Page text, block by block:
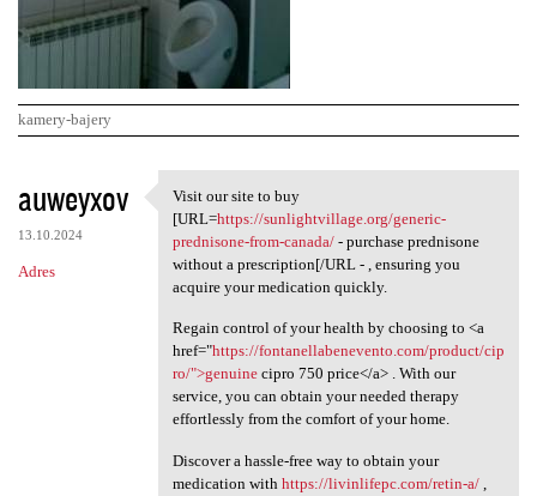
kamery-bajery
K
o
m
e
auweyxov
13.10.2024
Adres
Visit our site to buy [URL
Visit our site to buy
[URL=https://sunlightvillage.org/generic-
prednisone-from-canada/- purchase prednisone
without a prescription[/URL - , ensuring you
acquire your medication quickly.
Regain control of your health by choosing to <a
href="https://fontanellabenevento.com/product/cip
ro/">genuinecipro 750 price</a> . With our
service, you can obtain your needed therapy
effortlessly from the comfort of your home.
Discover a hassle-free way to obtain your
medication with https://livinlifepc.com/retin-a/,